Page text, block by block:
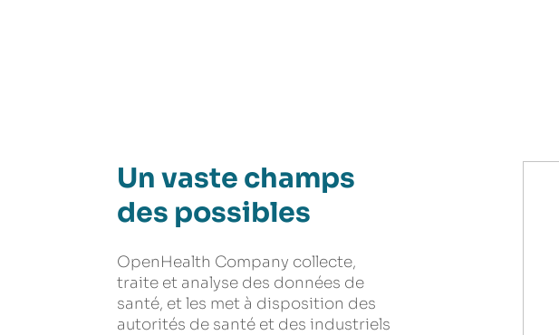
Un vaste champs
des possibles
OpenHealth Company collecte,
traite et analyse des données de
santé, et les met à disposition des
autorités de santé et des industriels